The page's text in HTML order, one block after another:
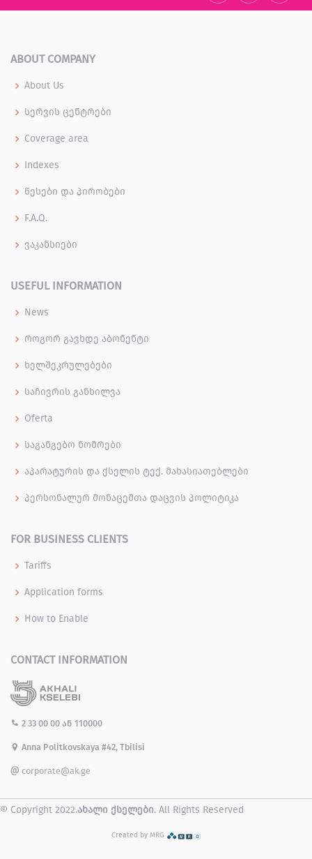
ABOUT COMPANY
About Us
სერვის ცენტრები
Coverage area
Indexes
წესები და პირობები
F.A.Q.
ვაკანსიები
USEFUL INFORMATION
News
როგორ გავხდე აბონენტი
ხელშეკრულებები
საჩივრის განხილვა
Oferta
საგანგებო ნომრები
აპარატურის და ქსელის ტექ. მახასიათებლები
პერსონალურ მონაცემთა დაცვის პოლიტიკა
FOR BUSINESS CLIENTS
Tariffs
Application forms
How to Enable
CONTACT INFORMATION
2 33 00 00 ან 110000
Anna Politkovskaya #42, Tbilisi
corporate@ak.ge
© Copyright 2022.ახალი ქსელები. All Rights Reserved
Created by MRG